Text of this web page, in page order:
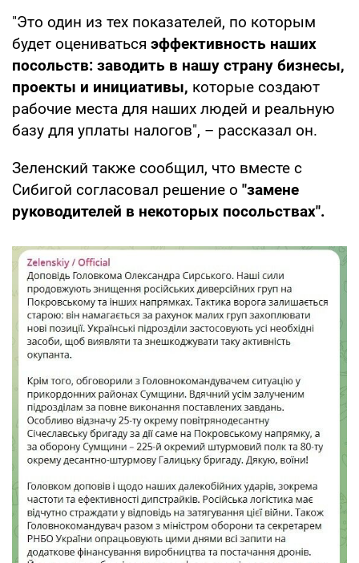
"Это один из тех показателей, по которым
будет оцениваться эффективность наших
посольств: заводить в нашу страну бизнесы,
проекты и инициативы, которые создают
рабочие места для наших людей и реальную
базу для уплаты налогов", – рассказал он.
Зеленский также сообщил, что вместе с
Сибигой согласовал решение о "замене
руководителей в некоторых посольствах".